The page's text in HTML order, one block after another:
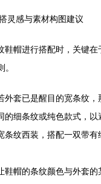
灵感与素材构图建议
鞋帽进行搭配时，关键在
外套已是醒目的宽条纹
的细条纹或纯色款式，以
条纹西装，搭配一双带有
鞋帽的条纹颜色与外套